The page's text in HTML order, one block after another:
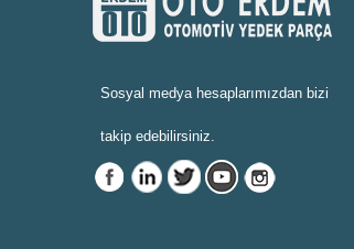
Sosyal medya hesaplarımızdan bizi
takip edebilirsiniz.